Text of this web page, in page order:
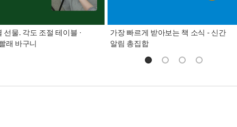
선물. 각도 조절 테이블 ·
래 바구니
가장 빠르게 받아보는 책 소식 - 신간
알림 총집합